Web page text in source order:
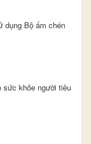
dụng Bộ ấm chén
sức khỏe người tiêu